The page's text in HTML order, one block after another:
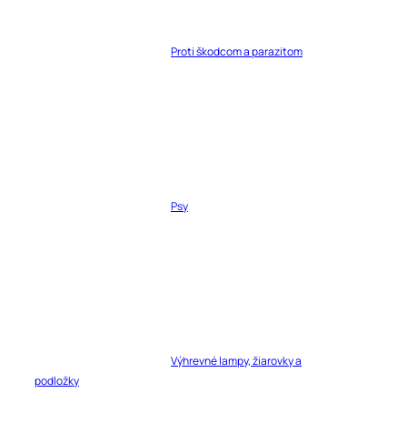
Proti škodcom a parazitom
Psy
Výhrevné lampy, žiarovky a
podložky